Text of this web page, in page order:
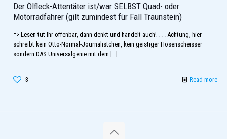
Der Ölfleck-Attentäter ist/war SELBST Quad- oder
Motorradfahrer (gilt zumindest für Fall Traunstein)
=> Lesen tut Ihr offenbar, dann denkt und handelt auch! . . . Achtung, hier
schreibt kein Otto-Normal-Journalistchen, kein geistiger Hosenscheisser
sondern DAS Universalgenie mit dem […]
3 Read more